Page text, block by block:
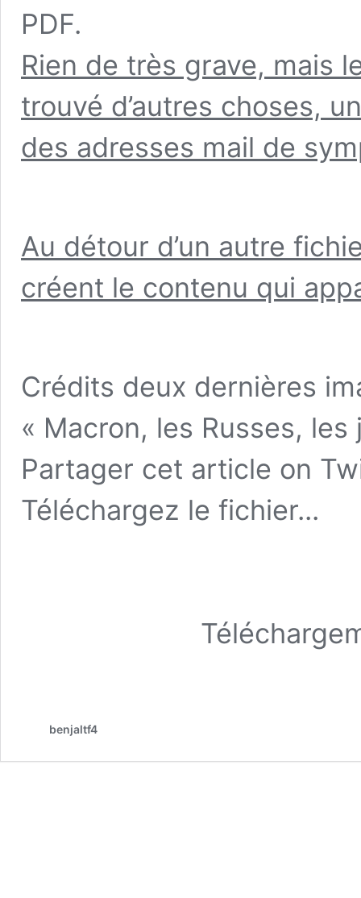
PDF.
Rien de très grave, mais
trouvé d’autres choses,
des adresses mail de
Au détour d’un autre
créent le contenu qui
Crédits deux dernières
« Macron, les Russes,
Partager cet article on
Téléchargez le fichier...
benjaltf4